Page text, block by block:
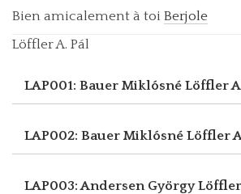
Bien amicalement à toi Berjole
Löffler A. Pál
LAP001: Bauer Miklósné Löffler
LAP002: Bauer Miklósné Löffler
LAP003: Andersen György